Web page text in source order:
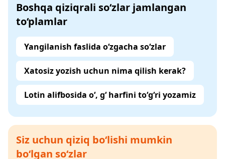
Boshqa qiziqrali so‘zlar jamlangan
to‘plamlar
Yangilanish faslida o‘zgacha so‘zlar
Xatosiz yozish uchun nima qilish kerak?
Lotin alifbosida o‘, g‘ harfini to‘g‘ri yozamiz
Siz uchun qiziq bo‘lishi mumkin
bo‘lgan so‘zlar